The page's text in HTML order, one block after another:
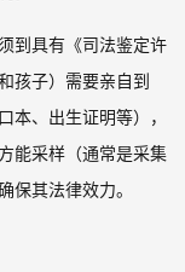
到具有《司法鉴定许
孩子）需要亲自到
本、出生证明等），
能采样（通常是采集
保其法律效力。